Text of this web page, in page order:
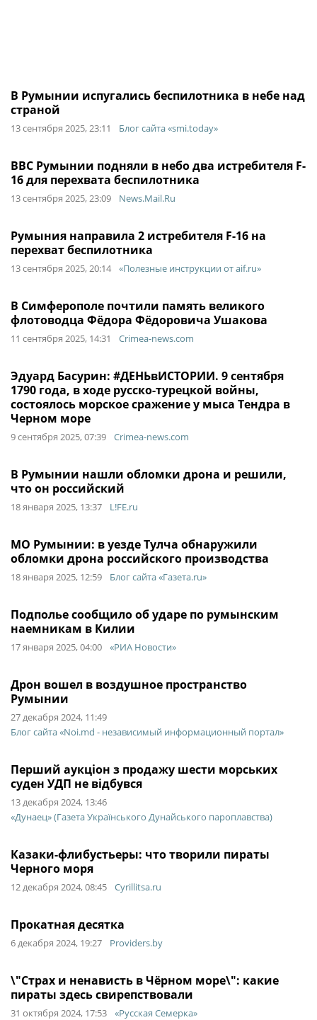
В Румынии испугались беспилотника в небе над
страной
13 сентября 2025, 23:11 Блог сайта «smi.today»
ВВС Румынии подняли в небо два истребителя F-
16 для перехвата беспилотника
13 сентября 2025, 23:09 News.Mail.Ru
Румыния направила 2 истребителя F-16 на
перехват беспилотника
13 сентября 2025, 20:14 «Полезные инструкции от aif.ru»
В Симферополе почтили память великого
флотоводца Фёдора Фёдоровича Ушакова
11 сентября 2025, 14:31 Crimea-news.com
Эдуард Басурин: #ДЕНЬвИСТОРИИ. 9 сентября
1790 года, в ходе русско-турецкой войны,
состоялось морское сражение у мыса Тендра в
Черном море
9 сентября 2025, 07:39 Crimea-news.com
В Румынии нашли обломки дрона и решили,
что он российский
18 января 2025, 13:37 L!FE.ru
МО Румынии: в уезде Тулча обнаружили
обломки дрона российского производства
18 января 2025, 12:59 Блог сайта «Газета.ru»
Подполье сообщило об ударе по румынским
наемникам в Килии
17 января 2025, 04:00 «РИА Новости»
Дрон вошел в воздушное пространство
Румынии
27 декабря 2024, 11:49
Блог сайта «Noi.md - независимый информационный портал»
Перший аукціон з продажу шести морських
суден УДП не відбувся
13 декабря 2024, 13:46
«Дунаец» (Газета Українського Дунайського пароплавства)
Казаки-флибустьеры: что творили пираты
Черного моря
12 декабря 2024, 08:45 Cyrillitsa.ru
Прокатная десятка
6 декабря 2024, 19:27 Providers.by
\"Страх и ненависть в Чёрном море\": какие
пираты здесь свирепствовали
31 октября 2024, 17:53 «Русская Семерка»